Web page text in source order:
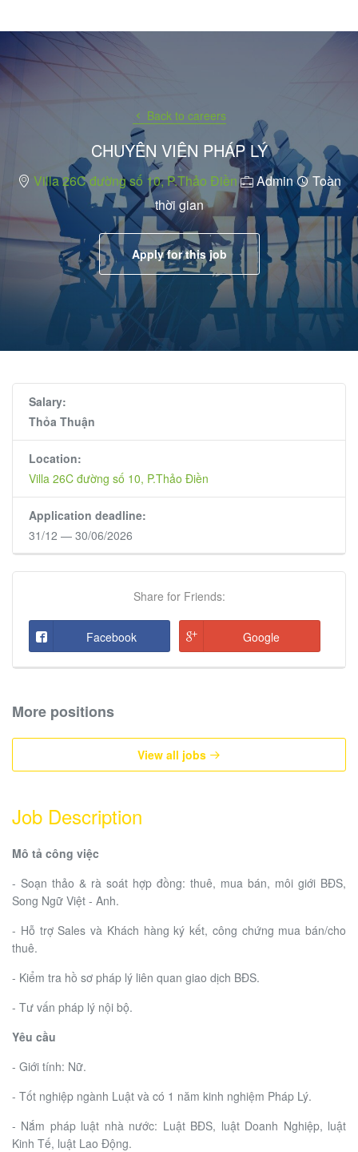
Back to careers
CHUYÊN VIÊN PHÁP LÝ
Villa 26C đường số 10, P.Thảo Điền Admin
Toàn
thời gian
Apply for this job
Salary:
Thỏa Thuận
Location:
Villa 26C đường số 10, P.Thảo Điền
Application deadline:
31/12 — 30/06/2026
Share for Friends:
Facebook Google
More positions
View all jobs
Job Description
Mô tả công việc
- Soạn thảo & rà soát hợp đồng: thuê, mua bán, môi giới BĐS,
Song Ngữ Việt - Anh.
- Hỗ trợ Sales và Khách hàng ký kết, công chứng mua bán/cho
thuê.
- Kiểm tra hồ sơ pháp lý liên quan giao dịch BĐS.
- Tư vấn pháp lý nội bộ.
Yêu cầu
- Giới tính: Nữ.
- Tốt nghiệp ngành Luật và có 1 năm kinh nghiệm Pháp Lý.
- Nắm pháp luật nhà nước: Luật BĐS, luật Doanh Nghiệp, luật
Kinh Tế, luật Lao Động.